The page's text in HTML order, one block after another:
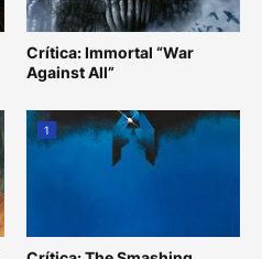
Crítica: Immortal “War
Against All”
1